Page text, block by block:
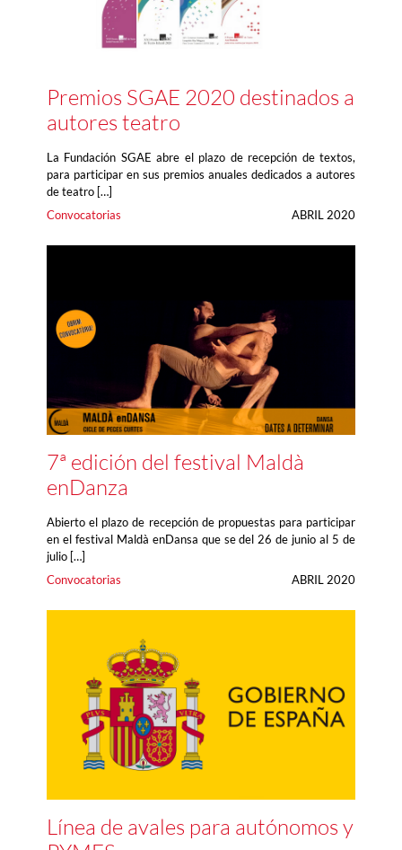
Premios SGAE 2020 destinados a
autores teatro
La Fundación SGAE abre el plazo de recepción de textos,
para participar en sus premios anuales dedicados a autores
de teatro […]
Convocatorias
ABRIL 2020
7ª edición del festival Maldà
enDanza
Abierto el plazo de recepción de propuestas para participar
en el festival Maldà enDansa que se del 26 de junio al 5 de
julio […]
Convocatorias
ABRIL 2020
Línea de avales para autónomos y